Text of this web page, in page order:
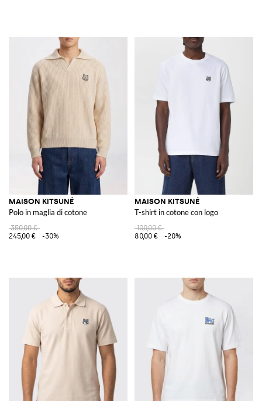
MAISON KITSUNÉ
Polo in maglia di cotone
350,00 €
245,00 €
-30%
MAISON KITSUNÉ
T-shirt in cotone con logo
100,00 €
80,00 €
-20%